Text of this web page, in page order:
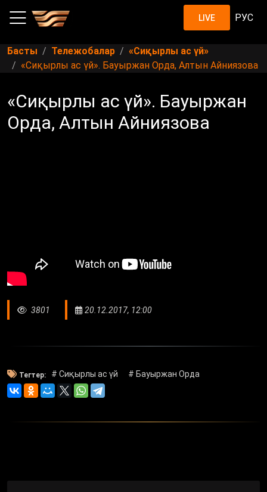
LIVE РУС
Басты Тележобалар
«Сиқырлы ас үй»
«Сиқырлы ас үй». Бауыржан Орда, Алтын Айниязова
«Сиқырлы ас үй». Бауыржан
Орда, Алтын Айниязова
3801 20.12.2017, 12:00
Тегтер: # Сиқырлы ас үй # Бауыржан Орда